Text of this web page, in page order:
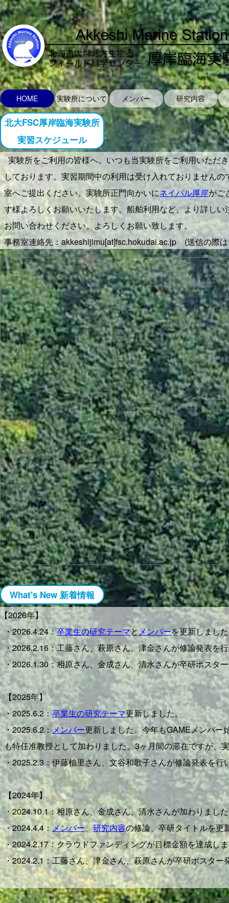
HOME 実験所について メンバー 研究内容
北大FSC厚岸臨海実験所
実習スケジュール
実験所をご利用の皆様へ。いつも当実験所をご利用いただ
しております。実習期間中の利用は受け入れておりません
室へご提出ください。実験所正門向かいにネイパル厚岸がご
す様よろしくお願いいたします。船舶利用など、より詳しい
お問い合わせください。よろしくお願い致します。
事務室連絡先：akkeshijimu[at]fsc.hokudai.ac.jp (送信の際
What's New 新着情報
【2026年】
・2026.4.24：卒業生の研究テーマと メンバーを更新しまし
・2026.2.16：工藤さん、萩原さん、津金さんが修論発表を
・2026.1.30：相原さん、金成さん、清水さんが卒研ポスタ
【2025年】
・2025.6.2：卒業生の研究テーマ更新しました。
・2025.6.2： メンバー更新しました。今年もGAMEメンバー
も特任准教授として加わりました。3ヶ月間の滞在ですが、
・2025.2.3：伊藤柚里さん、文谷和歌子さんが修論発表を行
【2024年】
・2024.10.1：相原さん、金成さん、清水さんが加わりまし
・2024.4.4：メンバー、研究内容の修論、卒研タイトルを更
・2024.2.17：クラウドファンディングが目標金額を達成し
・2024.2.1：工藤さん、津金さん、萩原さんが卒研ポスタ
【2023年】